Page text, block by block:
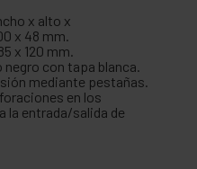
x alto x
x 48 mm.
x 120 mm.
con tapa blanca.
mediante pestañas.
en los
la entrada/salida de